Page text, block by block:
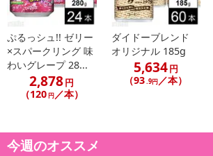
ぷるっシュ!! ゼリー
×スパークリング 味
わいグレープ 28...
2,878円
（120 円／本）
ダイドーブレンド
オリジナル 185g
5,634円
（93.9円／本）
今週のオススメ